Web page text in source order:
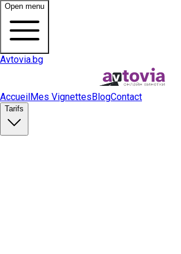
Open menu
Avtovia.bg
AccueilMes VignettesBlogContact
Tarifs